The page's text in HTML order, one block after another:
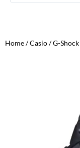
Home/Casio/G-Shock